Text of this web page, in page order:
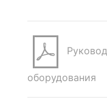
оборудования